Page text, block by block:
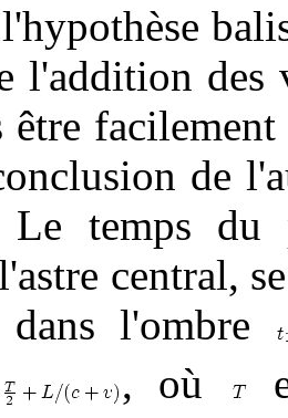
l'addition des
être
de
Le temps
central,
l'ombre
, où